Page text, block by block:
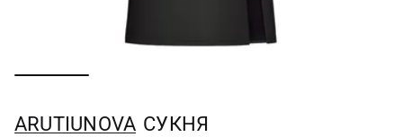
ARUTIUNOVA СУКНЯ